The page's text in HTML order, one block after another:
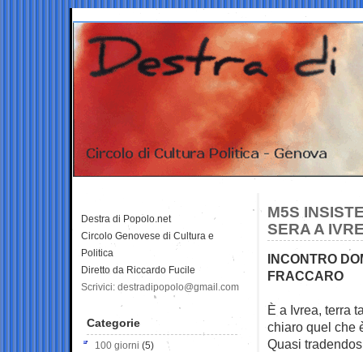
M5S
SERA A
INCONTRO
FRACCARO
È a Ivrea, terra
chiaro quel che
Quasi
Destra di Popolo.net
Circolo Genovese di Cultura e
Politica
Diretto da Riccardo Fucile
Scrivici: destradipopolo@gmail.com
Categorie
100 giorni (5)